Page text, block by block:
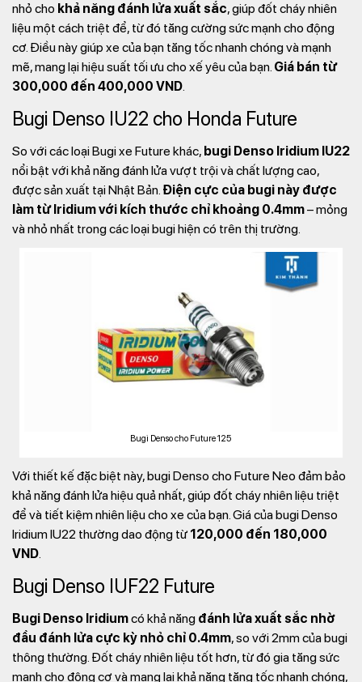
nhỏ cho khả năng đánh lửa xuất sắc, giúp đốt cháy nhiên
liệu một cách triệt để, từ đó tăng cường sức mạnh cho động
cơ. Điều này giúp xe của bạn tăng tốc nhanh chóng và mạnh
mẽ, mang lại hiệu suất tối ưu cho xế yêu của bạn. Giá bán từ
300,000 đến 400,000 VND.
Bugi Denso IU22 cho Honda Future
So với các loại Bugi xe Future khác, bugi Denso Iridium IU22
nổi bật với khả năng đánh lửa vượt trội và chất lượng cao,
được sản xuất tại Nhật Bản. Điện cực của bugi này được
làm từ Iridium với kích thước chỉ khoảng 0.4mm– mỏng
và nhỏ nhất trong các loại bugi hiện có trên thị trường.
Bugi Denso cho Future 125
Với thiết kế đặc biệt này, bugi Denso cho Future Neo đảm bảo
khả năng đánh lửa hiệu quả nhất, giúp đốt cháy nhiên liệu triệt
để và tiết kiệm nhiên liệu cho xe của bạn. Giá của bugi Denso
Iridium IU22 thường dao động từ 120,000 đến 180,000
VND
Bugi Denso IUF22 Future
Bugi Denso Iridiumcó khả năng đánh lửa xuất sắc nhờ
đầu đánh lửa cực kỳ nhỏ chỉ 0.4mm, so với 2mm của bugi
thông thường. Đốt cháy nhiên liệu tốt hơn, từ đó gia tăng sức
mạnh cho động cơ và mang lại khả năng tăng tốc nhanh chóng,